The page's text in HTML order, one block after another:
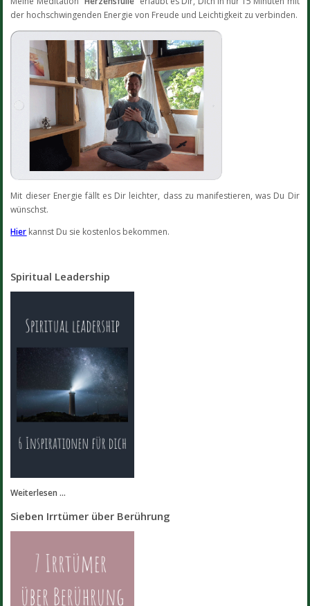
der hochschwingenden Energie von Freude und Leichtigkeit zu verbinden.
Mit dieser Energie fällt es Dir leichter, dass zu manifestieren, was Du Dir
wünschst.
Hier kannst Du sie kostenlos bekommen.
Spiritual Leadership
Weiterlesen ...
Sieben Irrtümer über Berührung